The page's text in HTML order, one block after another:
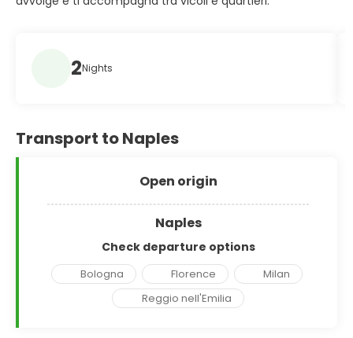
2Nights
Transport to Naples
Open origin
Naples
Check departure options
Bologna Florence
Milan
Reggio nell'Emilia